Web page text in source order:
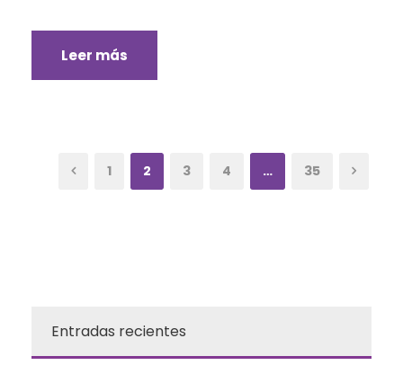
Leer más
1 2 3 4 … 35
Entradas recientes